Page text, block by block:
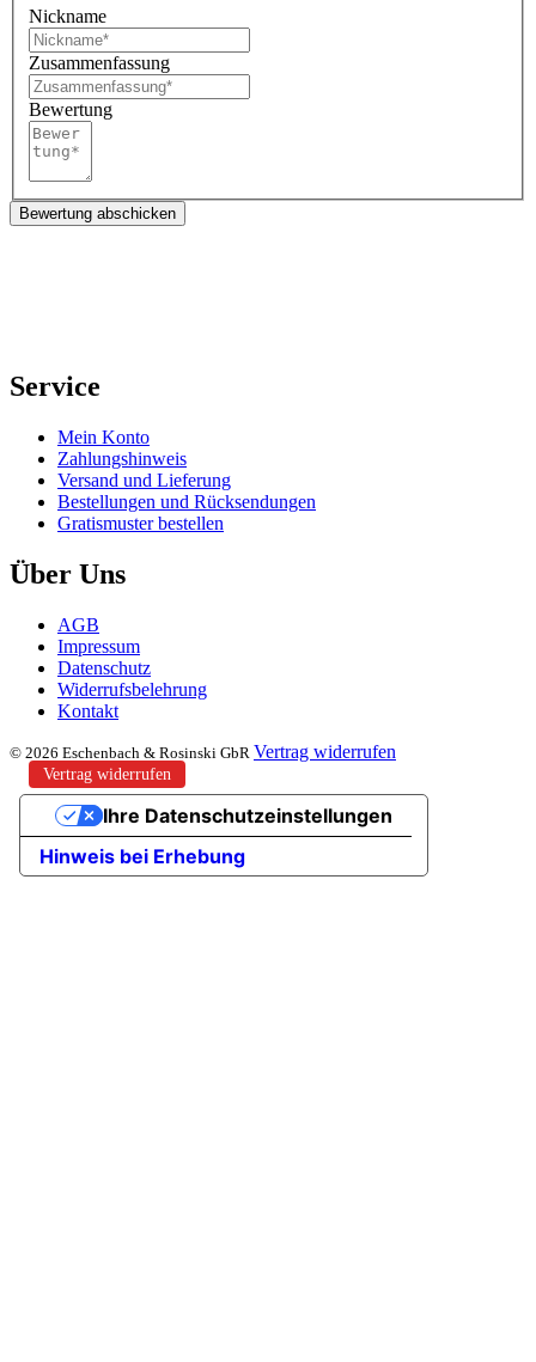
Nickname
Zusammenfassung
Bewertung
Bewertung abschicken
Service
Mein Konto
Zahlungshinweis
Versand und Lieferung
Bestellungen und Rücksendungen
Gratismuster bestellen
Über Uns
AGB
Impressum
Datenschutz
Widerrufsbelehrung
Kontakt
© 2026 Eschenbach & Rosinski GbR Vertrag widerrufen
Vertrag widerrufen
Hinweis bei Erhebung
Ihre Datenschutzeinstellungen